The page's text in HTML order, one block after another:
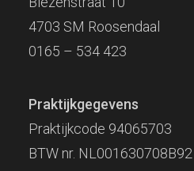
4703 SM Roosendaal
0165 – 534 423
Praktijkgegevens
Praktijkcode 94065703
BTW nr. NL001630708B92